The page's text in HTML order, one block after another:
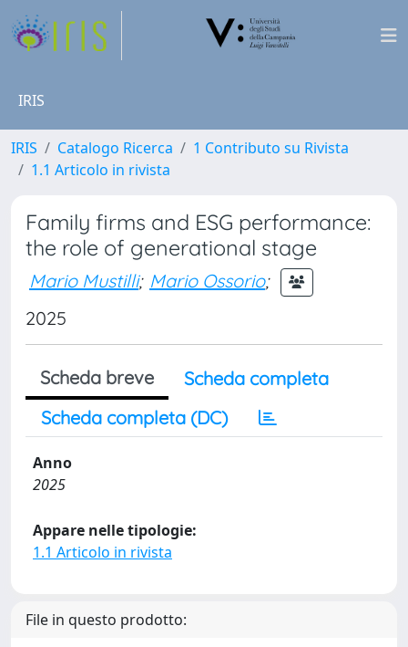
IRIS
IRIS Catalogo Ricerca
1 Contributo su Rivista
1.1 Articolo in rivista
Family firms and ESG performance:
the role of generational stage
Mario Mustilli; Mario Ossorio;
2025
Scheda breve
Scheda completa
Scheda completa (DC)
Anno
2025
Appare nelle tipologie:
1.1 Articolo in rivista
File in questo prodotto: